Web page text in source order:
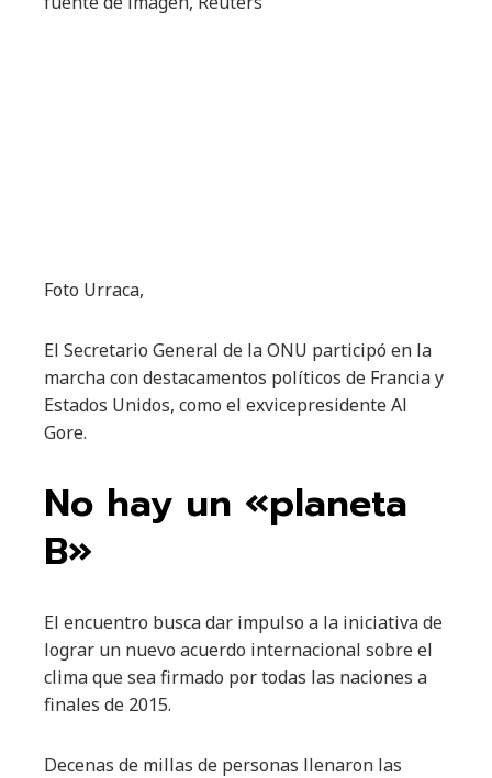
Foto Urraca,
El Secretario General de la ONU participó en la
marcha con destacamentos políticos de Francia y
Estados Unidos, como el exvicepresidente Al
Gore.
No hay un «planeta
B»
El encuentro busca dar impulso a la iniciativa de
lograr un nuevo acuerdo internacional sobre el
clima que sea firmado por todas las naciones a
finales de 2015.
Decenas de millas de personas llenaron las